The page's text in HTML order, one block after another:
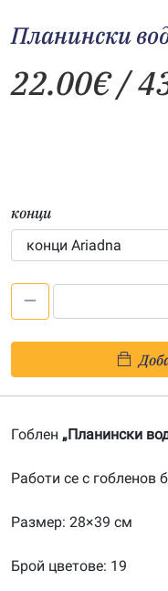
Планински
22.00€/
конци
водопад
1:1-
Гоблен „Планински
Работи се с гобленов
Размер: 28×39 см
Брой цветове: 19